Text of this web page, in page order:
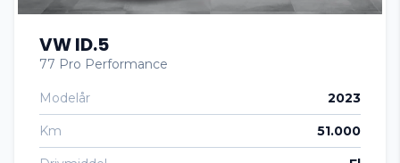
AUX tilslutning
DAB radio
Dæktryksystem
VW ID.5
77 Pro Performance
Modelår 2023
Km 51.000